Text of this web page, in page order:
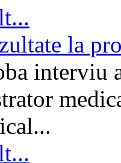
la
interviu